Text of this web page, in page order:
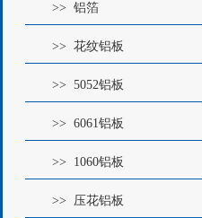
>> 铝箔
>> 花纹铝板
>> 5052铝板
>> 6061铝板
>> 1060铝板
>> 压花铝板